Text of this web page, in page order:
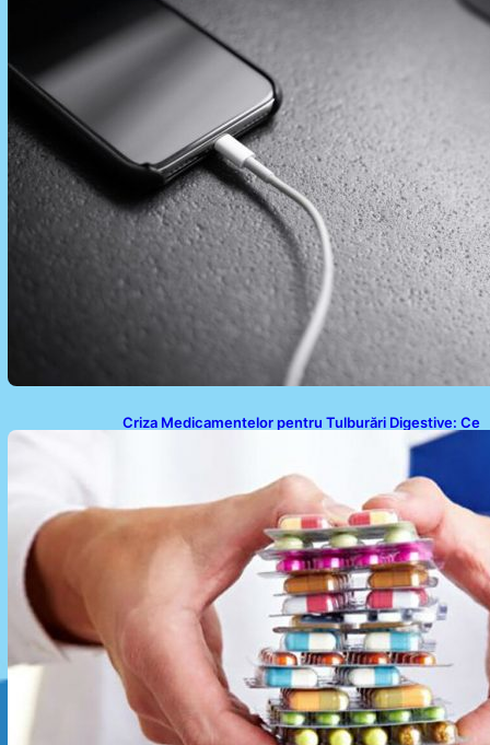
Criza Medicamentelor pentru Tulburări Digestive: Ce
Înseamnă Suspendarea Colebil și Panzcebil pentru